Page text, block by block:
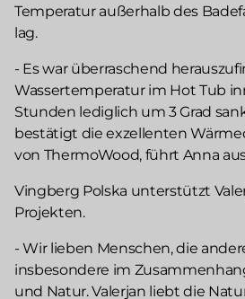
Temperatur außerhalb des
lag.
- Es war überraschend
Wassertemperatur im Hot Tub
Stunden lediglich um 3 Grad
bestätigt die exzellenten
von ThermoWood, führt Anna
Vingberg Polska unterstützt
Projekten.
- Wir lieben Menschen, die
insbesondere im
und Natur. Valerjan liebt die